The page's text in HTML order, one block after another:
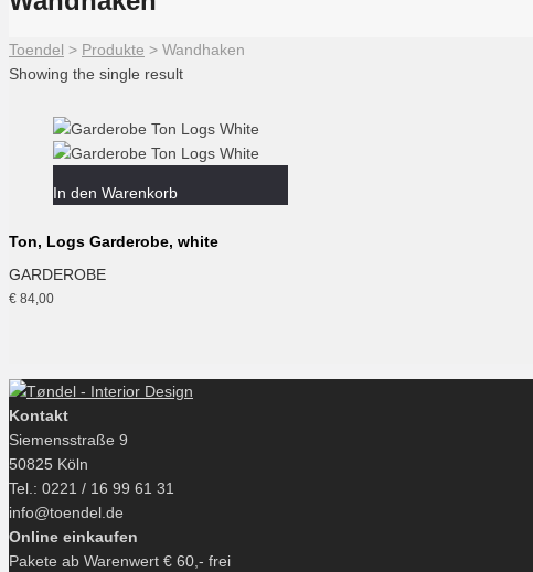
Toendel > Produkte > Wandhaken
Showing the single result
In den Warenkorb
Ton, Logs Garderobe, white
GARDEROBE
€ 84,00
Kontakt
Siemensstraße 9
50825 Köln
Tel.: 0221 / 16 99 61 31
info@toendel.de
Online einkaufen
Pakete ab Warenwert € 60,- frei